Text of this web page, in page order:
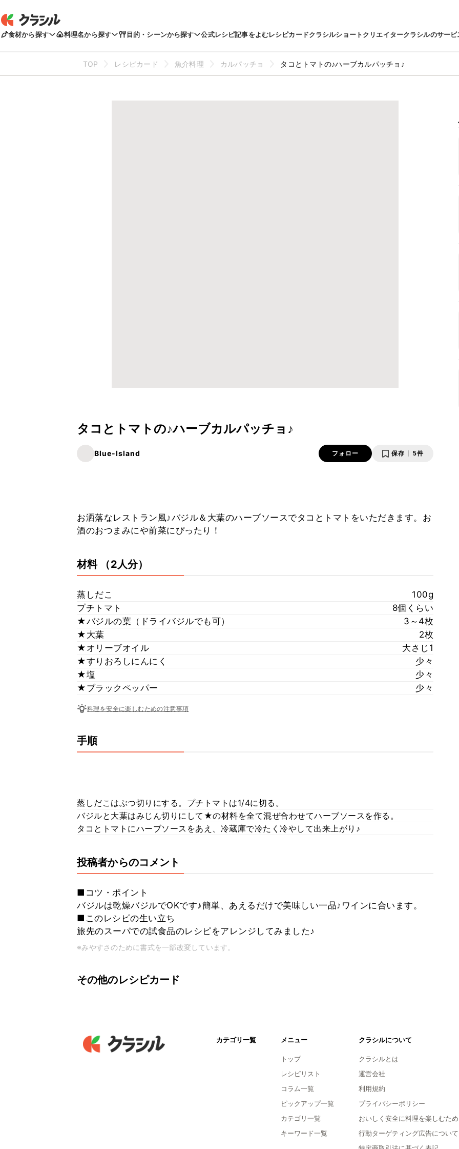
食材から探す 料理名から探す 目的・シーンから探す 公式レシピ記事をよむレシピカードクラシルショートクリエイタークラシルのサービ
TOP レシピカード 魚介料理 カルパッチョ タコとトマトの♪ハーブカルパッチョ♪
タコとトマトの♪ハーブカルパッチョ♪
Blue-Island フォロー 保存 5件
お洒落なレストラン風♪バジル＆大葉のハーブソースでタコとトマトをいただきます。お
酒のおつまみにや前菜にぴったり！
材料 （2人分）
蒸しだこ
100g
プチトマト
8個くらい
★バジルの葉（ドライバジルでも可）
3～4枚
★大葉
2枚
★オリーブオイル
大さじ1
★すりおろしにんにく
少々
★塩
少々
★ブラックペッパー
少々
料理を安全に楽しむための注意事項
手順
蒸しだこはぶつ切りにする。プチトマトは1/4に切る。
バジルと大葉はみじん切りにして★の材料を全て混ぜ合わせてハーブソースを作る。
タコとトマトにハーブソースをあえ、冷蔵庫で冷たく冷やして出来上がり♪
投稿者からのコメント
■コツ・ポイント
バジルは乾燥バジルでOKです♪簡単、あえるだけで美味しい一品♪ワインに合います。
■このレシピの生い立ち
旅先のスーパでの試食品のレシピをアレンジしてみました♪
※みやすさのために書式を一部改変しています。
その他のレシピカード
カテゴリ一覧 メニュー
トップ
レシピリスト
コラム一覧
ピックアップ一覧
カテゴリ一覧
キーワード一覧
クラシルについて
クラシルとは
運営会社
利用規約
プライバシーポリシー
おいしく安全に料理を楽しむため
行動ターゲティング広告について